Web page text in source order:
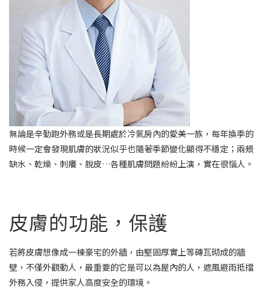
無論是辛勤跑外務或是長期處於冷氣房內的愛美一族，每年換季的
時候一定會發現肌膚的狀況似乎也隨著季節變化顯得不穩定；兩頰
缺水、乾燥、刺癢、脫皮…各種肌膚問題紛紛上演，實在很惱人。
皮膚的功能，保護
若將皮膚想像成一棟豪宅的外牆，由堅固厚實上等磚瓦砌成的牆
壁，不僅外觀動人，最重要的它是可以為屋內的人，遮風避雨抵擋
外務入侵，提供家人高度安全的環境。